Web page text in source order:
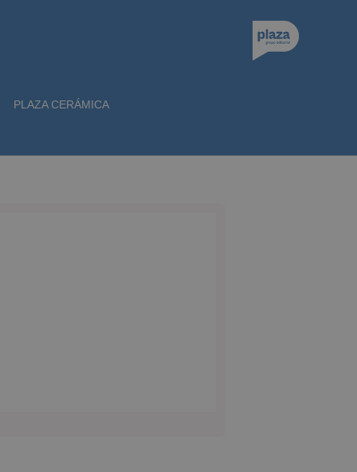
PLAZA CERÁMICA